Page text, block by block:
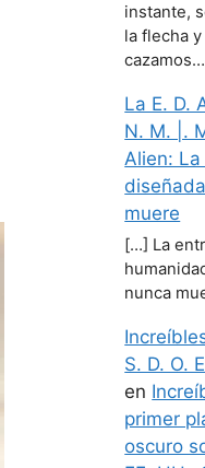
instante,
la flecha
cazamos…
La E. D.
N. M. |.
Alien:
muere
[…] La
nunca
S. D. O.
en
primer
oscuro